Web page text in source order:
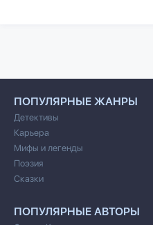
ПОПУЛЯРНЫЕ ЖАНРЫ
Детективы
Карьера
Мифы и легенды
Поэзия
Сказки
ПОПУЛЯРНЫЕ АВТОРЫ